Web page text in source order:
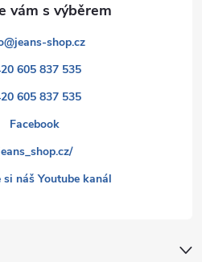
@jeans-shop.cz
605 837 535
605 837 535
Facebook
si náš Youtube kanál